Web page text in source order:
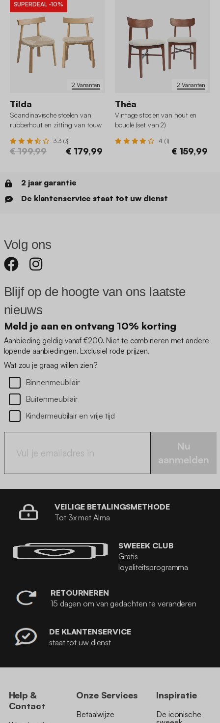
2 Varianten
SUPERDEAL -10%
Tilda
Scandinavische stoelen van
rubberhout en zitting van touw
3.3 (3)
€ 199,99 € 179,99
2 Varianten
Théa
Vintage stoelen van hout en
bouclé (set van 2)
4 (1)
€ 159,99
2 jaar garantie
De klantenservice staat tot uw dienst
Volg ons
Blijf op de hoogte van ons laatste
nieuws
Meld je aan en ontvang 10% korting
Aanbieding geldig vanaf €200. Niet te combineren met andere
lopende aanbiedingen. Exclusief rode prijzen.
Wat zou je graag willen zien?
Binnenmeubilair
Buitenmeubilair
Kindermeubilair en vrije tijd
Nu
aanmelden
VEILIGE BETALINGSMETHODE
Tot 3x met Alma
SWEEEK CLUB
Gratis
loyaliteitsprogramma
RETOURNEREN
15 dagen om van gedachten te veranderen
DE KLANTENSERVICE
staat tot uw dienst
Help &
Contact
Onze Services
Betaalwijze
Inspiratie
De iconische